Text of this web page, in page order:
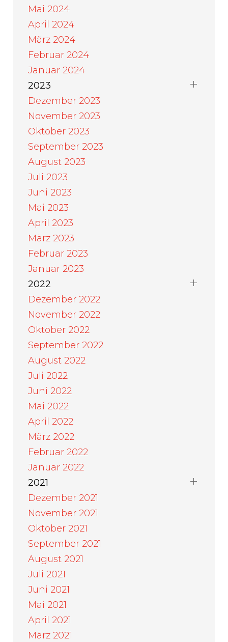
Mai 2024
April 2024
März 2024
Februar 2024
Januar 2024
2023
Dezember 2023
November 2023
Oktober 2023
September 2023
August 2023
Juli 2023
Juni 2023
Mai 2023
April 2023
März 2023
Februar 2023
Januar 2023
2022
Dezember 2022
November 2022
Oktober 2022
September 2022
August 2022
Juli 2022
Juni 2022
Mai 2022
April 2022
März 2022
Februar 2022
Januar 2022
2021
Dezember 2021
November 2021
Oktober 2021
September 2021
August 2021
Juli 2021
Juni 2021
Mai 2021
April 2021
März 2021